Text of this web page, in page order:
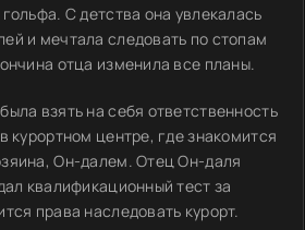
С детства она увлекалась
и мечтала следовать по стопам
отца изменила все планы.
взять на себя ответственность
курортном центре, где знакомится
Он-далем. Отец Он-даля
квалификационный тест за
права наследовать курорт.